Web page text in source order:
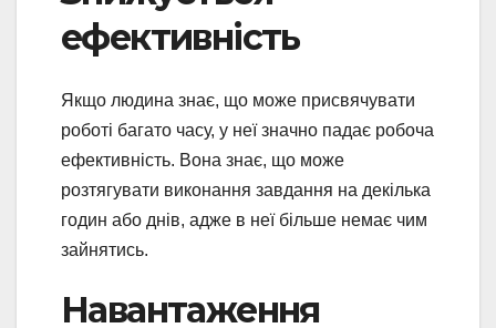
ефективність
Якщо людина знає, що може присвячувати
роботі багато часу, у неї значно падає робоча
ефективність. Вона знає, що може
розтягувати виконання завдання на декілька
годин або днів, адже в неї більше немає чим
зайнятись.
Навантаження